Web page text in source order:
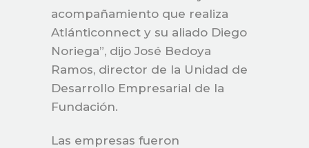
acompañamiento que realiza
Atlánticonnect y su aliado Diego
Noriega”, dijo José Bedoya
Ramos, director de la Unidad de
Desarrollo Empresarial de la
Fundación.
Las empresas fueron